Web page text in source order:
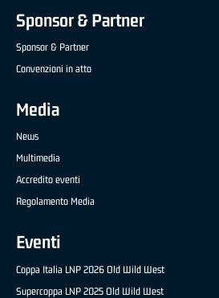
Sponsor & Partner
Sponsor & Partner
Convenzioni in atto
Media
News
Multimedia
Accredito eventi
Regolamento Media
Eventi
Coppa Italia LNP 2026 Old Wild West
Supercoppa LNP 2025 Old Wild West